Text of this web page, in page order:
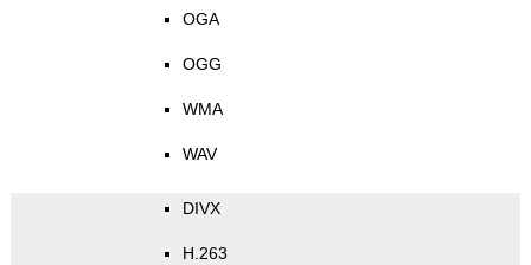
OGA
OGG
WMA
WAV
DIVX
H.263